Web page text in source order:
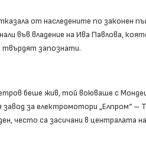
от наследените по законен
във владение на Ива Павлова,
запознати.
беше жив, той воюваше с
за електромотори „Елпром“ –
често са засичани в централата на